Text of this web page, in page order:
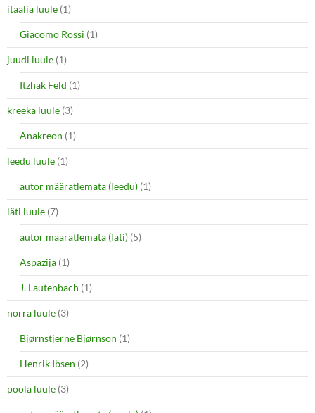
itaalia luule (1)
Giacomo Rossi (1)
juudi luule (1)
Itzhak Feld (1)
kreeka luule (3)
Anakreon (1)
leedu luule (1)
autor määratlemata (leedu) (1)
läti luule (7)
autor määratlemata (läti) (5)
Aspazija (1)
J. Lautenbach (1)
norra luule (3)
Bjørnstjerne Bjørnson (1)
Henrik Ibsen (2)
poola luule (3)